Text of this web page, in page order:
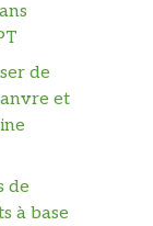
de
et
de
à base